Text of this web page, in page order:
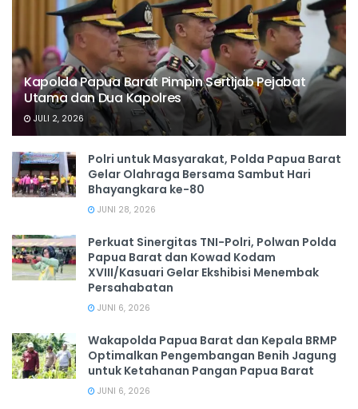
Kapolda Papua Barat Pimpin Sertijab Pejabat
Utama dan Dua Kapolres
JULI 2, 2026
Polri untuk Masyarakat, Polda Papua Barat
Gelar Olahraga Bersama Sambut Hari
Bhayangkara ke-80
JUNI 28, 2026
‎Perkuat Sinergitas TNI-Polri, Polwan Polda
Papua Barat dan Kowad Kodam
XVIII/Kasuari Gelar Ekshibisi Menembak
Persahabatan
JUNI 6, 2026
Wakapolda Papua Barat dan Kepala BRMP
Optimalkan Pengembangan Benih Jagung
untuk Ketahanan Pangan Papua Barat
JUNI 6, 2026